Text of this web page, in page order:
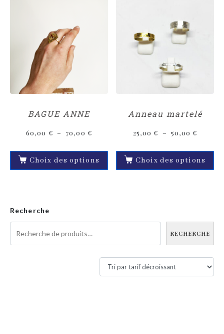
BAGUE ANNE
60,00 € – 70,00 €
Choix des options
Anneau martelé
25,00 € – 50,00 €
Choix des options
Recherche
RECHERCHE